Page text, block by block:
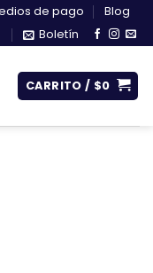
de pago
Blog
Boletín
CARRITO / $0